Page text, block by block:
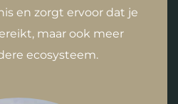
en zorgt ervoor dat je
maar ook meer
ecosysteem.